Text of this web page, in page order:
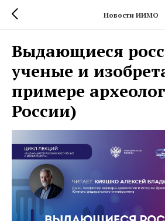
Новости ИИМО
Выдающиеся
ученые и
примере
России)